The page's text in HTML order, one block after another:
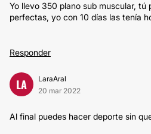
Yo llevo 350 plano sub muscular, tú
perfectas, yo con 10 días las tenía
Responder
LA
LaraAral
20 mar 2022
Al final puedes hacer deporte sin